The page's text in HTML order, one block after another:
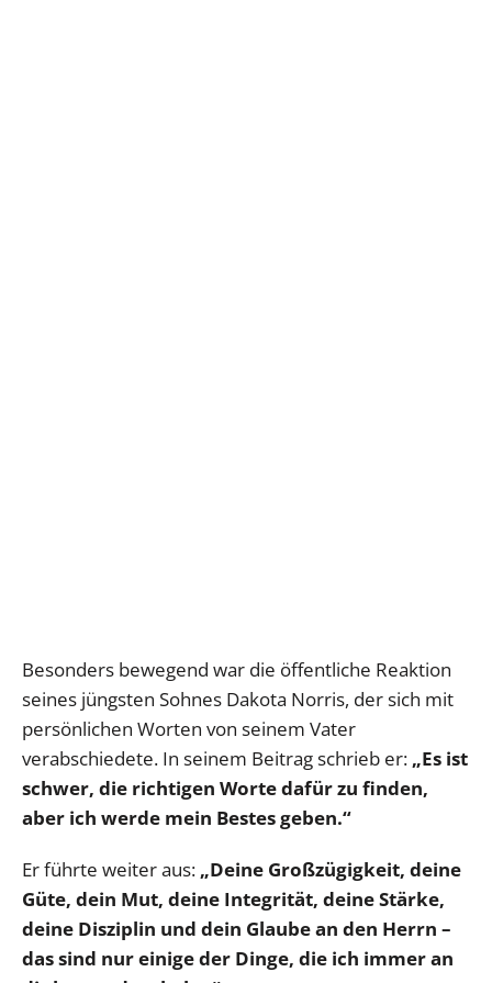
Besonders bewegend war die öffentliche Reaktion
seines jüngsten Sohnes Dakota Norris, der sich mit
persönlichen Worten von seinem Vater
verabschiedete. In seinem Beitrag schrieb er: „Es ist
schwer, die richtigen Worte dafür zu finden,
aber ich werde mein Bestes geben.“
Er führte weiter aus: „Deine Großzügigkeit, deine
Güte, dein Mut, deine Integrität, deine Stärke,
deine Disziplin und dein Glaube an den Herrn –
das sind nur einige der Dinge, die ich immer an